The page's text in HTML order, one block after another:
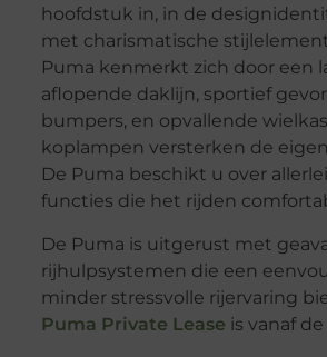
hoofdstuk in, in de
met charismatische
Puma kenmerkt zich door een
aflopende daklijn, sportief
bumpers, en opvallende
koplampen versterken de
De Puma beschikt u over
functies die het rijden
De Puma is uitgerust met
rijhulpsystemen die een
minder stressvolle rijervaring
Puma Private Lease is vanaf